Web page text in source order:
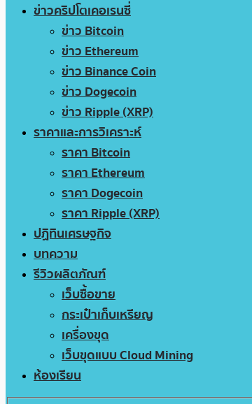
ข่าวคริปโตเคอเรนซี่
ข่าว Bitcoin
ข่าว Ethereum
ข่าว Binance Coin
ข่าว Dogecoin
ข่าว Ripple (XRP)
ราคาและการวิเคราะห์
ราคา Bitcoin
ราคา Ethereum
ราคา Dogecoin
ราคา Ripple (XRP)
ปฏิทินเศรษฐกิจ
บทความ
รีวิวผลิตภัณฑ์
เว็บซื้อขาย
กระเป๋าเก็บเหรียญ
เครื่องขุด
เว็บขุดแบบ Cloud Mining
ห้องเรียน